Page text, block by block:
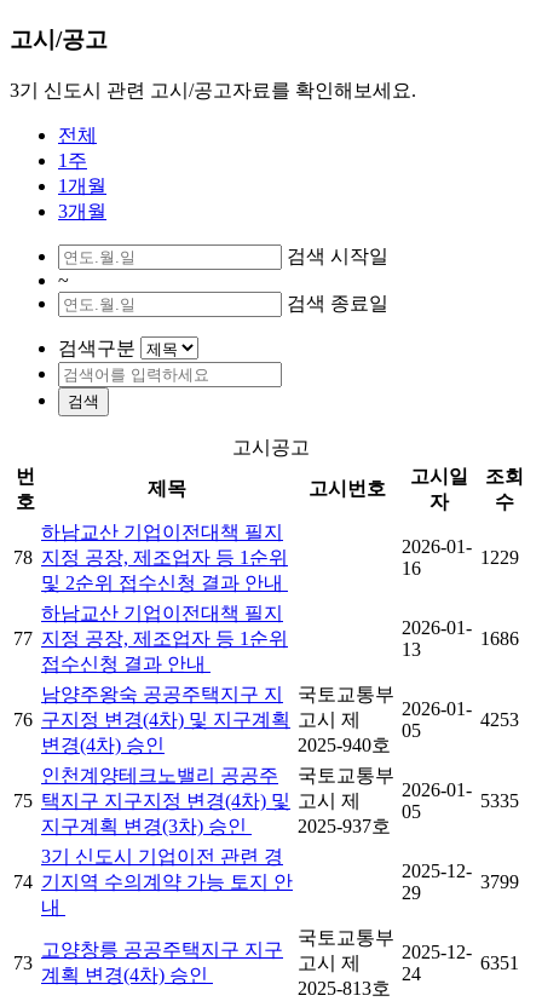
고시/공고
3기 신도시 관련 고시/공고자료를 확인해보세요.
전체
1주
1개월
3개월
검색 시작일
~
검색 종료일
검색구분
검색
고시공고
번
호
제목 고시번호
고시일
자
조회
수
78
하남교산 기업이전대책 필지
지정 공장, 제조업자 등 1순위
및 2순위 접수신청 결과 안내
2026-01-
16
1229
77
하남교산 기업이전대책 필지
지정 공장, 제조업자 등 1순위
접수신청 결과 안내
2026-01-
13
1686
76
남양주왕숙 공공주택지구 지
구지정 변경(4차) 및 지구계획
변경(4차) 승인
국토교통부
고시 제
2025-940호
2026-01-
05
4253
75
인천계양테크노밸리 공공주
택지구 지구지정 변경(4차) 및
지구계획 변경(3차) 승인
국토교통부
고시 제
2025-937호
2026-01-
05
5335
74
3기 신도시 기업이전 관련 경
기지역 수의계약 가능 토지 안
내
2025-12-
29
3799
73
고양창릉 공공주택지구 지구
계획 변경(4차) 승인
국토교통부
고시 제
2025-813호
2025-12-
24
6351